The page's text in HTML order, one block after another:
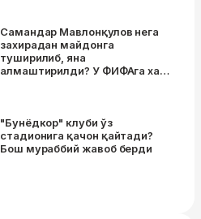
Самандар Мавлонқулов нега
захирадан майдонга
туширилиб, яна
алмаштирилди? У ФИФАга хат
"Бунёдкор" клуби ўз
стадионига қачон қайтади?
Бош мураббий жавоб берди